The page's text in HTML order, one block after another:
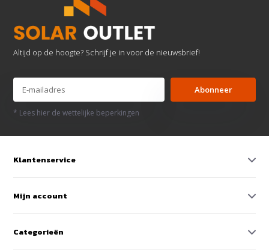
Altijd op de hoogte? Schrijf je in voor de nieuwsbrief!
Abonneer
* Lees hier de wettelijke beperkingen
Klantenservice
Mijn account
Categorieën